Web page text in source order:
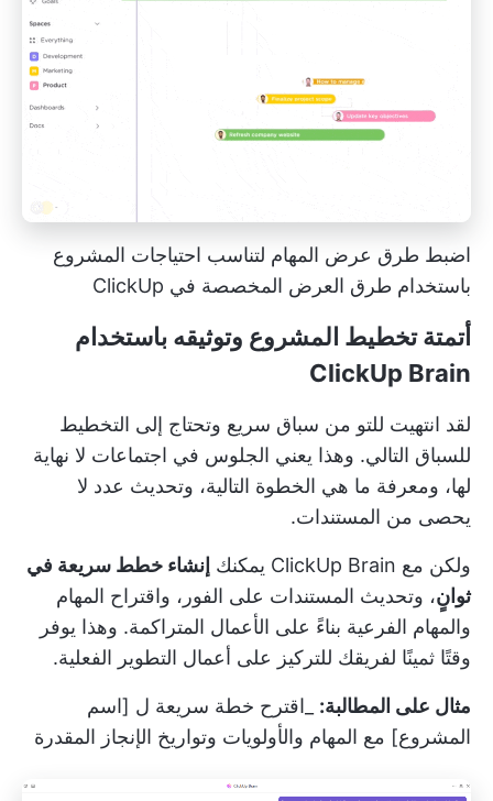
اضبط طرق عرض المهام لتناسب احتياجات المشروع
باستخدام طرق العرض المخصصة في ClickUp
أتمتة تخطيط المشروع وتوثيقه باستخدام
ClickUp Brain
لقد انتهيت للتو من سباق سريع وتحتاج إلى التخطيط
للسباق التالي. وهذا يعني الجلوس في اجتماعات لا نهاية
لها، ومعرفة ما هي الخطوة التالية، وتحديث عدد لا
يحصى من المستندات.
ولكن مع ClickUp Brain يمكنك إنشاء خطط سريعة في
ثوانٍ، وتحديث المستندات على الفور، واقتراح المهام
والمهام الفرعية بناءً على الأعمال المتراكمة. وهذا يوفر
وقتًا ثمينًا لفريقك للتركيز على أعمال التطوير الفعلية.
مثال على المطالبة: _اقترح خطة سريعة ل [اسم
المشروع] مع المهام والأولويات وتواريخ الإنجاز المقدرة